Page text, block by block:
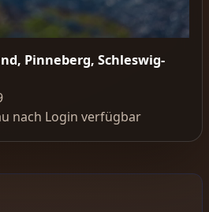
Pinneberg, Schleswig-
nach Login verfügbar